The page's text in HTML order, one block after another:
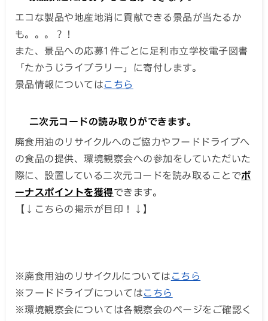
エコな製品や地産地消に貢献できる景品が当たるか
も。。。？！
また、景品への応募1件ごとに足利市立学校電子図書
「たかうじライブラリー」に寄付します。
景品情報についてはこちら
二次元コードの読み取りができます。
廃食用油のリサイクルへのご協力やフードドライブへ
の食品の提供、環境観察会への参加をしていただいた
際に、設置している二次元コードを読み取ることでボ
ーナスポイントを獲得できます。
【↓こちらの掲示が目印！↓】
※廃食用油のリサイクルについては こちら
※フードドライブについてはこちら
※環境観察会については各観察会のページをご確認く